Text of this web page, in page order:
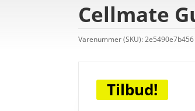
Cellmate
Varenummer (SKU):2e5490e7b456
Tilbud!